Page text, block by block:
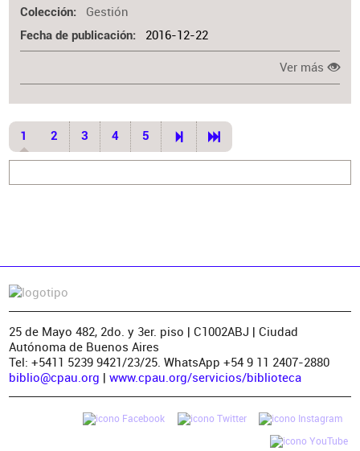
Colección Gestión
Fecha de publicación 2016-12-22
Ver más
1 2 3 4 5
25 de Mayo 482, 2do. y 3er. piso | C1002ABJ | Ciudad
Autónoma de Buenos Aires
Tel: +5411 5239 9421/23/25. WhatsApp +54 9 11 2407-2880
biblio@cpau.org | www.cpau.org/servicios/biblioteca